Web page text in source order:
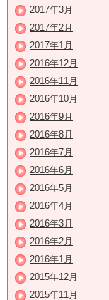
2017年3月
2017年2月
2017年1月
2016年12月
2016年11月
2016年10月
2016年9月
2016年8月
2016年7月
2016年6月
2016年5月
2016年4月
2016年3月
2016年2月
2016年1月
2015年12月
2015年11月